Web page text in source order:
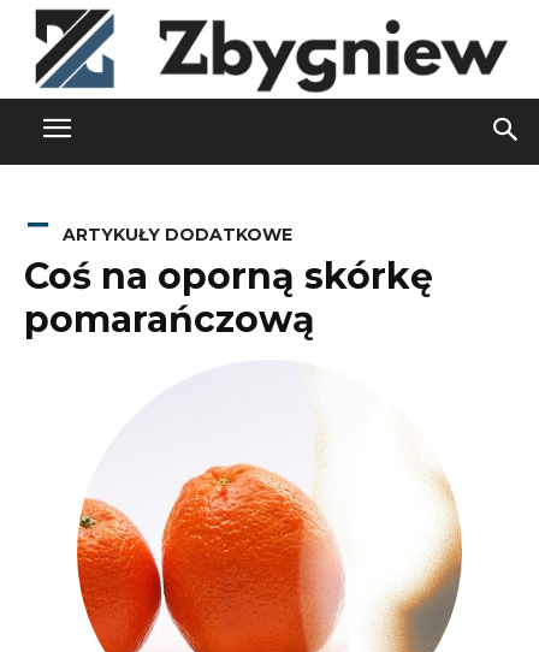
ARTYKUŁY DODATKOWE
Coś na oporną skórkę
pomarańczową